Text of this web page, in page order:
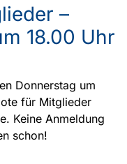
–
18.00 Uhr
Donnerstag um
für Mitglieder
Keine Anmeldung
schon!